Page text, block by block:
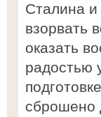
Сталина
взорвать
оказать
радостью
сброшено